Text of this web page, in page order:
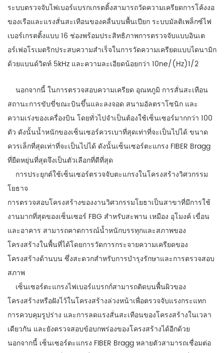
ระบบตรวจจับไฟเบอร์แบรกเกรตติ้งสามารถวัดความเครียดการโค้งงอ
ของเรือและแรงสั่นสะเทือนของคลื่นบนพื้นเปียก ระบบมัลติเพล็กซ์ไฟ
เบอร์เกรตติ้งแบบ 16 ช่องพร้อมประสิทธิภาพการตรวจจับแบบอินเต
อร์เฟอโรเมตริกประสบความสำเร็จในการวัดความเครียดแบบไดนามิก
ด้วยแบนด์วิดท์ 5kHz และความละเอียดน้อยกว่า 10ne/(Hz)1/2
นอกจากนี้ ในการตรวจสอบความเครียด อุณหภูมิ การสั่นสะเทือน
สถานะการขับขี่ขณะบินขึ้นและลงจอด สนามอัลตราโซนิก และ
ความเร่งของเครื่องบิน โดยทั่วไปจำเป็นต้องใช้เซ็นเซอร์มากกว่า 100
ตัว ดังนั้นน้ำหนักของเซ็นเซอร์ควรเบาที่สุดเท่าที่จะเป็นไปได้ ขนาด
ควรเล็กที่สุดเท่าที่จะเป็นไปได้ ดังนั้นเซ็นเซอร์ตะแกรง FIBER Bragg
ที่ยืดหยุ่นที่สุดจึงเป็นตัวเลือกที่ดีที่สุด
การประยุกต์ใช้เซ็นเซอร์ตรวจจับตะแกรงในโครงสร้างวิศวกรรม
โยธาจ
การตรวจสอบโครงสร้างของงานวิศวกรรมโยธาเป็นสาขาที่มีการใช้
งานมากที่สุดของเซ็นเซอร์ FBG สำหรับสะพาน เหมือง อุโมงค์ เขื่อน
และอาคาร สามารถคาดการณ์น้ำหนักบรรทุกและสภาพของ
โครงสร้างในพื้นที่ได้โดยการวัดการกระจายความเครียดของ
โครงสร้างด้านบน ซึ่งสะดวกสำหรับการบำรุงรักษาและการตรวจสอบ
สภาพ
เซ็นเซอร์ตะแกรงไฟเบอร์แบรกก์สามารถติดบนพื้นผิวของ
โครงสร้างหรือฝังไว้ในโครงสร้างล่วงหน้าเพื่อตรวจจับแรงกระแทก
การควบคุมรูปร่าง และการลดแรงสั่นสะเทือนของโครงสร้างในเวลา
เดียวกัน และยังตรวจสอบข้อบกพร่องของโครงสร้างได้อีกด้วย
นอกจากนี้ เซ็นเซอร์ตะแกรง FIBER Bragg หลายตัวสามารถเชื่อมต่อ